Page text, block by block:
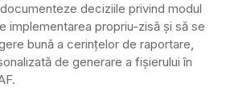
deciziile privind modul
implementarea propriu-zisă și să se
bună a cerințelor de raportare,
de generare a fișierului în